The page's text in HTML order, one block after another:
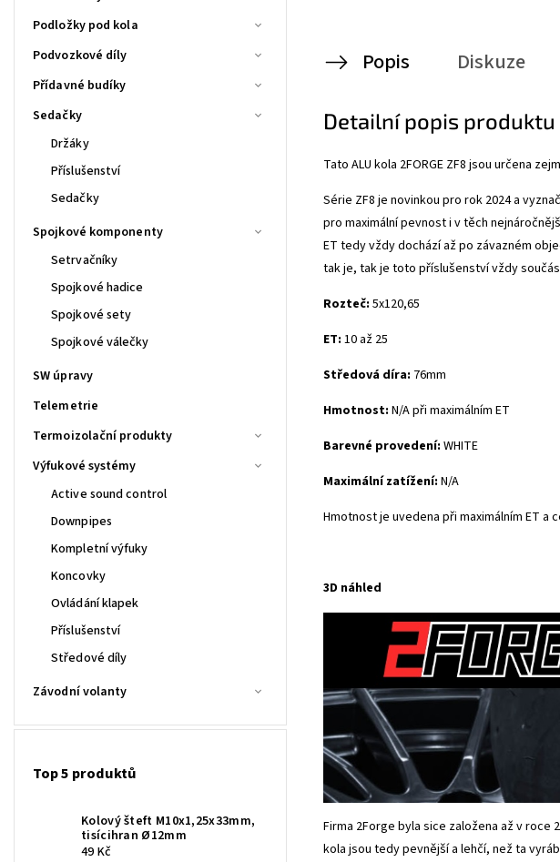
Podložky pod kola
Podvozkové díly
Přídavné budíky
Sedačky
Držáky
Příslušenství
Sedačky
Spojkové komponenty
Setrvačníky
Spojkové hadice
Spojkové sety
Spojkové válečky
SW úpravy
Telemetrie
Termoizolační produkty
Výfukové systémy
Active sound control
Downpipes
Kompletní výfuky
Koncovky
Ovládání klapek
Příslušenství
Středové díly
Závodní volanty
Top 5 produktů
Kolový šteft M10x1,25x33mm,
tisícihran Ø12mm
49 Kč
Popis Diskuze
Detailní popis produktu
Tato ALU kola 2FORGE ZF8 jsou určena
Série ZF8 je novinkou pro rok 2024 a
pro maximální pevnost i v těch
ET tedy vždy dochází až po závazném
tak je, tak je toto příslušenství vždy
Rozteč: 5x120,65
ET: 10 až 25
Středová díra: 76mm
Hmotnost: N/A při maximálním ET
Barevné provedení: WHITE
Maximální zatížení: N/A
Hmotnost je uvedena při maximálním ET a
3D náhled
Firma 2Forge byla sice založena až v
kola jsou tedy pevnější a lehčí, než ta